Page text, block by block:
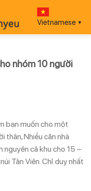
Vietnamese ▼
nhóm 10 người
bạn muốn cho một
thân, Nhiều căn nhà
nguyên cả khu cho 15 –
Tản Viên. Chỉ duy nhất